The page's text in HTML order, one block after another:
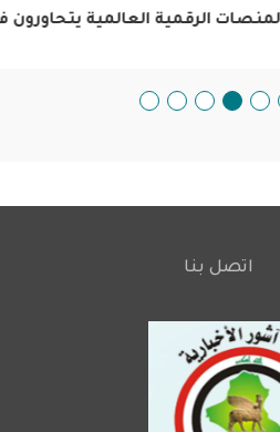
الرقمية العالمية يتحاورون في
اتصل بنا